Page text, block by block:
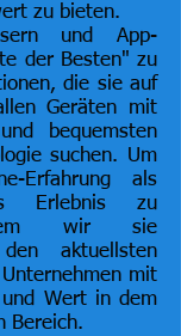
zu bieten.
und App-
der Besten" zu
die sie auf
Geräten mit
bequemsten
suchen. Um
Erfahrung als
Erlebnis zu
wir sie
aktuellsten
mit
Wert in dem
Bereich.